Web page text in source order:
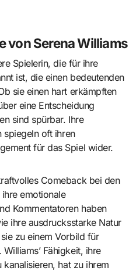
von Serena Williams
Spielerin, die für ihre
ist, die einen bedeutenden
sie einen hart erkämpften
eine Entscheidung
sind spürbar. Ihre
spiegeln oft ihren
für das Spiel wider.
Comeback bei den
ihre emotionale
Kommentatoren haben
ihre ausdrucksstarke Natur
zu einem Vorbild für
Fähigkeit, ihre
hat zu ihrem